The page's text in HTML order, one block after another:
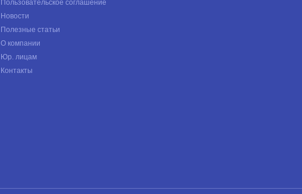
Пользовательское соглашение
Новости
Полезные статьи
О компании
Юр. лицам
Контакты